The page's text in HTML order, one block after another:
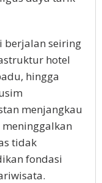
berjalan seiring
hotel
hingga
menjangkau
tidak
fondasi